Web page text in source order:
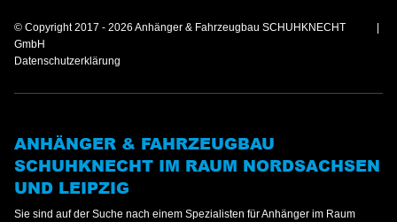
© Copyright 2017 - 2026 Anhänger & Fahrzeugbau SCHUHKNECHT
GmbH
Datenschutzerklärung
ANHÄNGER & FAHRZEUGBAU
SCHUHKNECHT IM RAUM NORDSACHSEN
UND LEIPZIG
Sie sind auf der Suche nach einem Spezialisten für Anhänger im Raum